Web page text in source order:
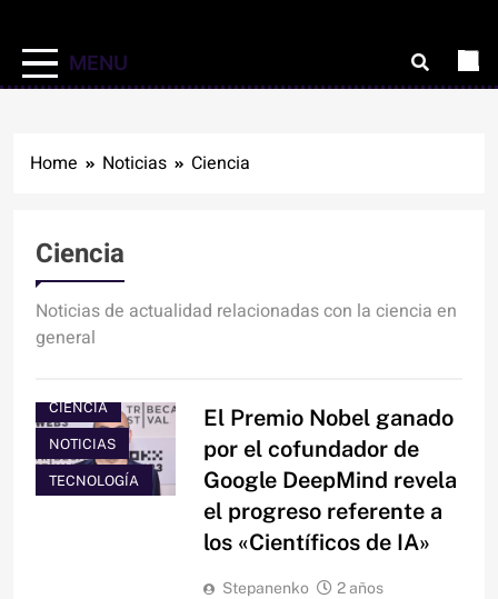
MENU
Home Noticias Ciencia
Ciencia
Noticias de actualidad relacionadas con la ciencia en
general
CIENCIA
NOTICIAS
TECNOLOGÍA
El Premio Nobel ganado
por el cofundador de
Google DeepMind revela
el progreso referente a
los «Científicos de IA»
Stepanenko
2 años